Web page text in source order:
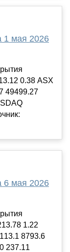
1 мая 2026
0.38 ASX
49499.27
6 мая 2026
1.22
8793.6
237.11